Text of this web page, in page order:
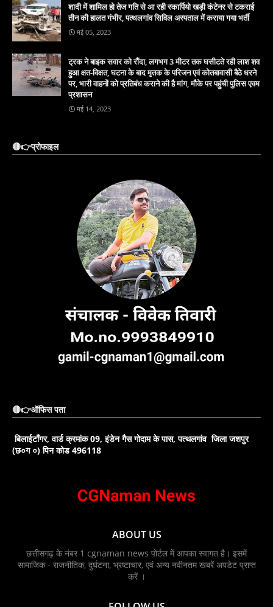
शादी में शामिल हो तेज गति से आ रही स्कार्पियो खड़ी कंटेनर से टकराई
तीन की हालत गंभीर, पत्थलगांव सिविल अस्पताल में कराया गया भर्ती
मई 05, 2023
ट्रक ने बाइक सवार को रौंदा, लगभग 3 मीटर तक घसीटते रही लाश शव
हुआ क्षत-विक्षत, घटना के बाद मृतक के परिजन एवं कोतबावासी बैठे धरने
पर, भारी वाहनों को प्रतिबंध कराने की है मांग, मौके पर पहुंची पुलिस एवम
प्रशासन
मई 14, 2023
🔴👉प्रोफाइल
🔴👉ऑफिस पता
बिलाईटाँगर, वार्ड क्रमांक 09, इंडेन गैस गोदाम के पास, पत्थलगांव जिला जशपुर
(छ०ग ०) पिन कोड 496118
ABOUT US
छत्तीसगढ़ के नंबर 1 cgnaman news पोर्टल में आपका स्वागत है। इसमें
सामाजिक - राजनीतिक, दुर्घटना, भ्रष्टाचार, एवं अन्य नवीनतम खबरें अपडेट प्राप्त
करें ।